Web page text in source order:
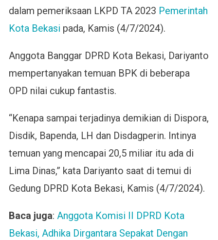
dalam pemeriksaan LKPD TA 2023 Pemerintah
Kota Bekasi pada, Kamis (4/7/2024).
Anggota Banggar DPRD Kota Bekasi, Dariyanto
mempertanyakan temuan BPK di beberapa
OPD nilai cukup fantastis.
“Kenapa sampai terjadinya demikian di Dispora,
Disdik, Bapenda, LH dan Disdagperin. Intinya
temuan yang mencapai 20,5 miliar itu ada di
Lima Dinas,” kata Dariyanto saat di temui di
Gedung DPRD Kota Bekasi, Kamis (4/7/2024).
Baca juga: Anggota Komisi II DPRD Kota
Bekasi, Adhika Dirgantara Sepakat Dengan